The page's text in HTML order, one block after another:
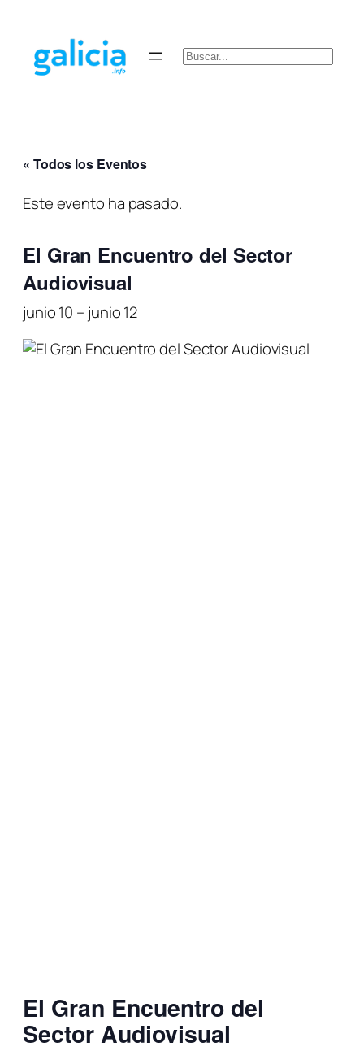
Buscar
« Todos los Eventos
Este evento ha pasado.
El Gran Encuentro del Sector
Audiovisual
junio 10 – junio 12
El Gran Encuentro del
Sector Audiovisual